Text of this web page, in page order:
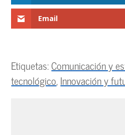
Email
Etiquetas:Comunicación y
tecnológico,Innovación y